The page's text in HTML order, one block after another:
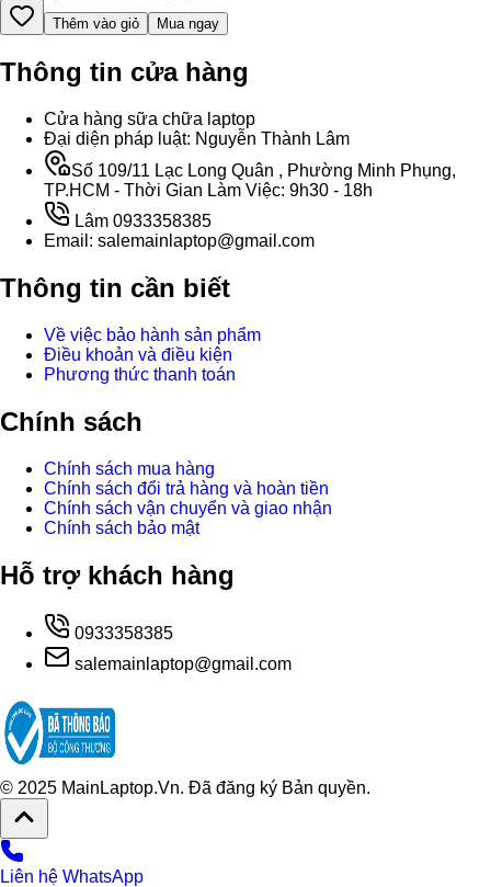
Thêm vào giỏ Mua ngay
Thông tin cửa hàng
Cửa hàng sữa chữa laptop
Đại diện pháp luật: Nguyễn Thành Lâm
Số 109/11 Lạc Long Quân , Phường Minh Phụng,
TP.HCM - Thời Gian Làm Việc: 9h30 - 18h
Lâm 0933358385
Email: salemainlaptop@gmail.com
Thông tin cần biết
Về việc bảo hành sản phẩm
Điều khoản và điều kiện
Phương thức thanh toán
Chính sách
Chính sách mua hàng
Chính sách đổi trả hàng và hoàn tiền
Chính sách vận chuyển và giao nhận
Chính sách bảo mật
Hỗ trợ khách hàng
0933358385
salemainlaptop@gmail.com
© 2025 MainLaptop.Vn. Đã đăng ký Bản quyền.
Liên hệ WhatsApp